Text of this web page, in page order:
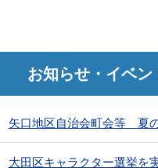
お知らせ・イベン
矢口地区自治会町会等 夏
大田区キャラクター選挙